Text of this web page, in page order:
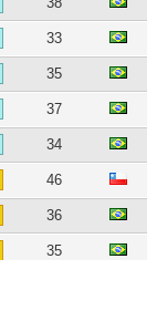
33
35
37
34
46
36
35